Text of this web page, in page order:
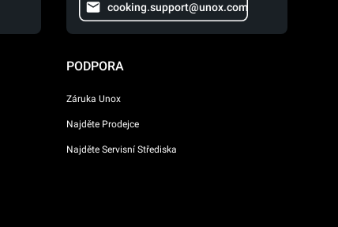
cooking.support@unox.com
PODPORA
Záruka Unox
Najděte Prodejce
Najděte Servisní Střediska